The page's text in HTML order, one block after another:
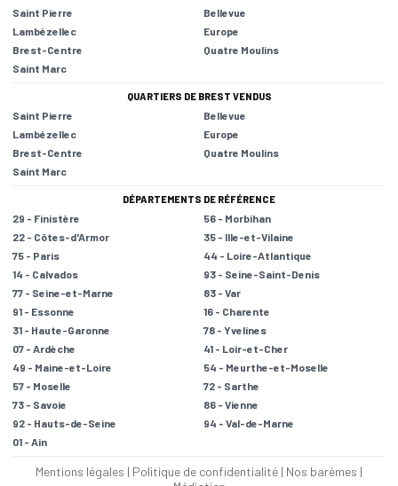
Saint Pierre
Bellevue
Lambézellec
Europe
Brest-Centre
Quatre Moulins
Saint Marc
QUARTIERS DE BREST VENDUS
Saint Pierre
Bellevue
Lambézellec
Europe
Brest-Centre
Quatre Moulins
Saint Marc
DÉPARTEMENTS DE RÉFÉRENCE
29 - Finistère
56 - Morbihan
22 - Côtes-d'Armor
35 - Ille-et-Vilaine
75 - Paris
44 - Loire-Atlantique
14 - Calvados
93 - Seine-Saint-Denis
77 - Seine-et-Marne
83 - Var
91 - Essonne
16 - Charente
31 - Haute-Garonne
78 - Yvelines
07 - Ardèche
41 - Loir-et-Cher
49 - Maine-et-Loire
54 - Meurthe-et-Moselle
57 - Moselle
72 - Sarthe
73 - Savoie
86 - Vienne
92 - Hauts-de-Seine
94 - Val-de-Marne
01 - Ain
Mentions légales | Politique de confidentialité | Nos barèmes |